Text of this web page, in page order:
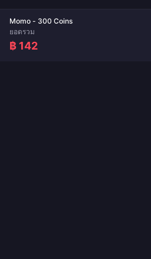
Momo - 300 Coins
ยอดรวม
฿ 142